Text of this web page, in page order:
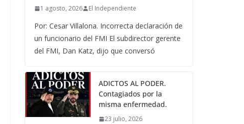
1 agosto, 2026 El Independiente
Por: Cesar Villalona. Incorrecta declaración de
un funcionario del FMI El subdirector gerente
del FMI, Dan Katz, dijo que conversó
ADICTOS AL PODER.
Contagiados por la
misma enfermedad.
23 julio, 2026